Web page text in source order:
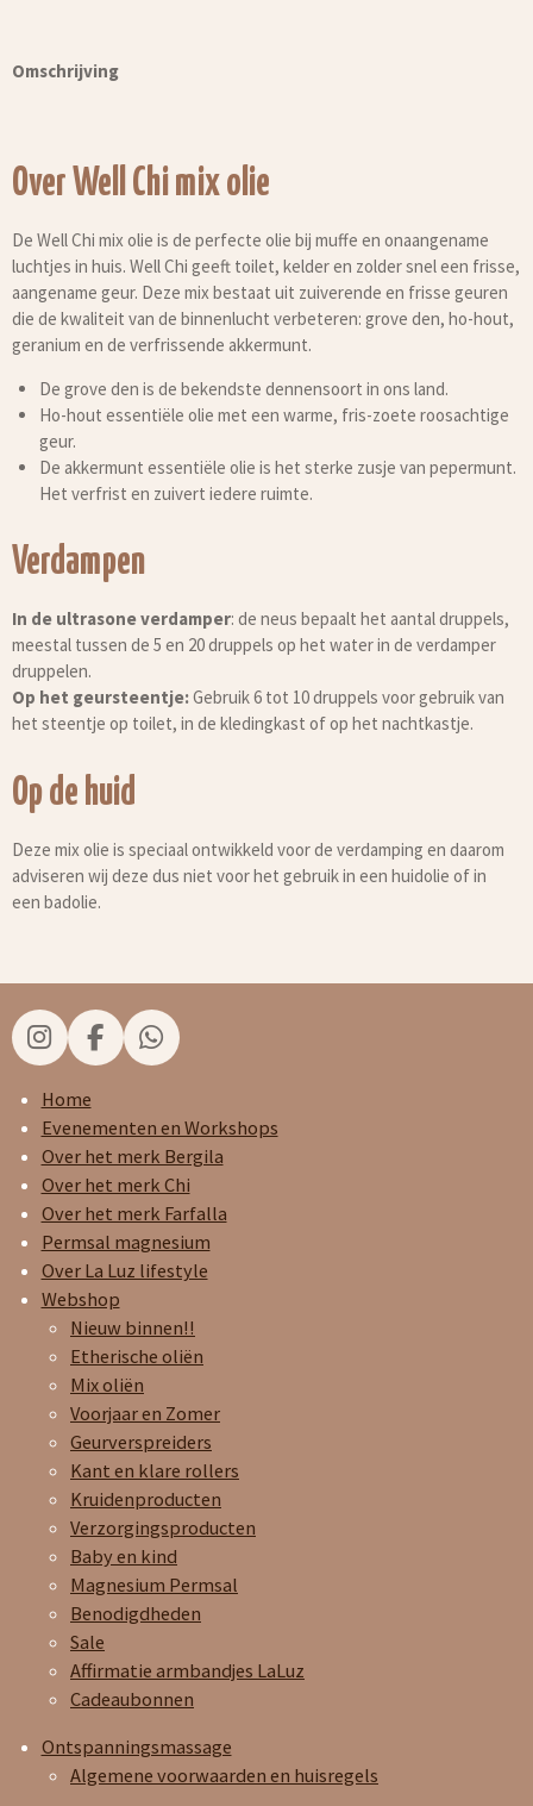
Omschrijving
Over Well Chi mix olie
De Well Chi mix olie is de perfecte olie bij muffe en onaangename
luchtjes in huis. Well Chi geeft toilet, kelder en zolder snel een frisse,
aangename geur. Deze mix bestaat uit zuiverende en frisse geuren
die de kwaliteit van de binnenlucht verbeteren: grove den, ho-hout,
geranium en de verfrissende akkermunt.
De grove den is de bekendste dennensoort in ons land.
Ho-hout essentiële olie met een warme, fris-zoete roosachtige
geur.
De akkermunt essentiële olie is het sterke zusje van pepermunt.
Het verfrist en zuivert iedere ruimte.
Verdampen
In de ultrasone verdamper: de neus bepaalt het aantal druppels,
meestal tussen de 5 en 20 druppels op het water in de verdamper
druppelen.
Op het geursteentje:Gebruik 6 tot 10 druppels voor gebruik van
het steentje op toilet, in de kledingkast of op het nachtkastje.
Op de huid
Deze mix olie is speciaal ontwikkeld voor de verdamping en daarom
adviseren wij deze dus niet voor het gebruik in een huidolie of in
een badolie.
I
n
s
t
a
g
r
a
m
F
a
e
b
o
o
k
W
h
t
s
A
p
p
Home
Evenementen en Workshops
Over het merk Bergila
Over het merk Chi
Over het merk Farfalla
Permsal magnesium
Over La Luz lifestyle
Webshop
Nieuw binnen!!
Etherische oliën
Mix oliën
Voorjaar en Zomer
Geurverspreiders
Kant en klare rollers
Kruidenproducten
Verzorgingsproducten
Baby en kind
Magnesium Permsal
Benodigdheden
Sale
Affirmatie armbandjes LaLuz
Cadeaubonnen
Ontspanningsmassage
Algemene voorwaarden en huisregels